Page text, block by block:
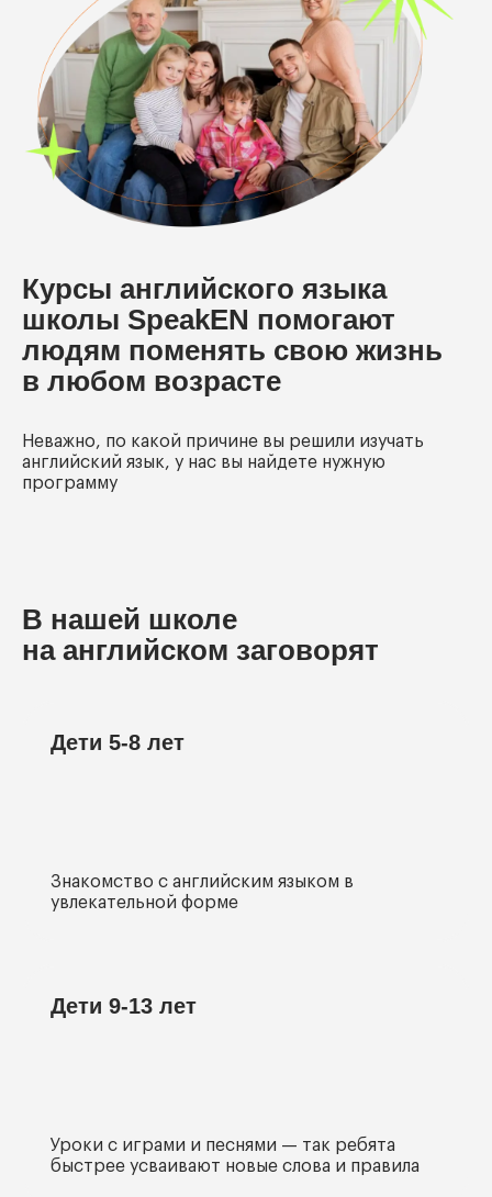
Курсы английского языка
школы SpeakEN помогают
людям поменять свою жизнь
в любом возрасте
Неважно, по какой причине вы решили изучать
английский язык, у нас вы найдете нужную
программу
В нашей школе
на английском заговорят
Дети 5-8 лет
Знакомство с английским языком в
увлекательной форме
Дети 9-13 лет
Уроки с играми и песнями — так ребята
быстрее усваивают новые слова и правила